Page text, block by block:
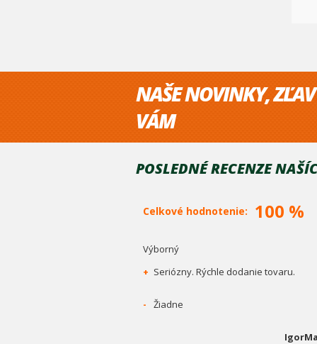
NAŠE NOVINKY,
VÁM
POSLEDNÉ RECENZE
Celkové hodnotenie: 100 %
Výborný
+ Seriózny. Rýchle dodanie tovaru.
- Žiadne